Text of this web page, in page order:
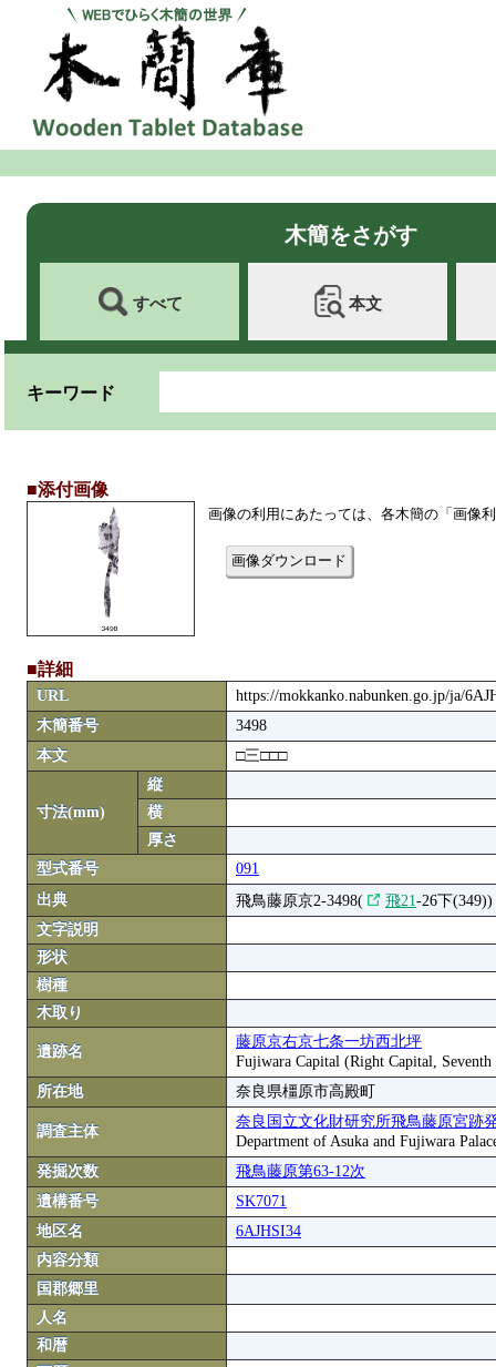
木簡をさがす
すべて 本文
キーワード
■添付画像
画像の利用にあたっては、各木簡の「画像
画像ダウンロード
■詳細
URL
https://mokkanko.nabunken.go.jp/ja/
木簡番号
3498
本文
□三□□□
寸法(mm)
縦
横
厚さ
型式番号
091
出典
飛鳥藤原京2-3498( 飛21-26下(349))
文字説明
形状
樹種
木取り
遺跡名
藤原京右京七条一坊西北坪
Fujiwara Capital (Right Capital,
所在地
奈良県橿原市高殿町
調査主体
奈良国立文化財研究所飛鳥藤原宮跡
Department of Asuka and Fujiwara
発掘次数
飛鳥藤原第63-12次
遺構番号
SK7071
地区名
6AJHSI34
内容分類
国郡郷里
人名
和暦